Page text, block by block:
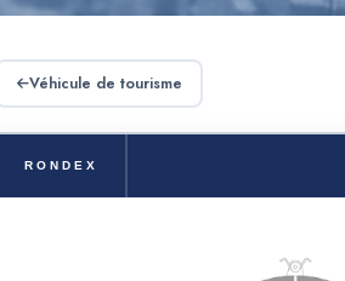
Véhicule de tourisme
RONDEX